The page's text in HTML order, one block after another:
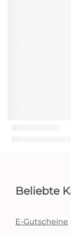
Beliebte
E-Gutscheine